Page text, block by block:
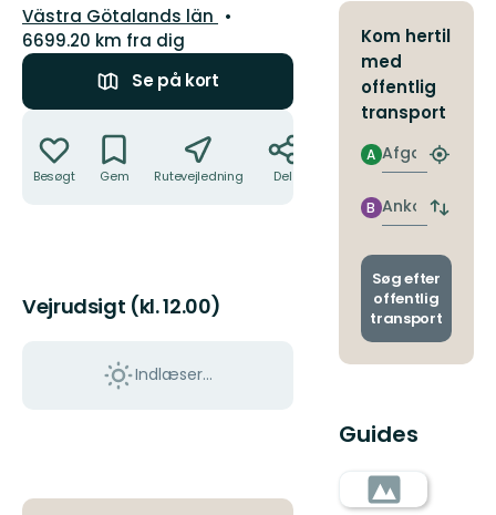
Amt:
Västra Götalands län
6699.20 km fra dig
Se på kort
Besøgt Gem Rutevejledning Del
Vejrudsigt (kl. 12.00)
Indlæser...
Kom hertil
med
offentlig
transport
Afgang
A
Find
Ankomst
B
Skift
og
Søg efter
offentlig
transport
Guides